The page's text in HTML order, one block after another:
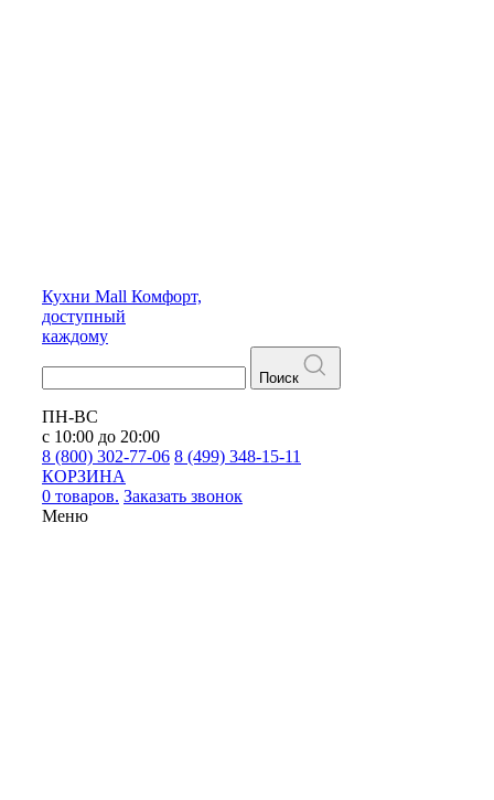
Кухни Mall Комфорт,
доступный
каждому
Поиск
ПН-ВС
с 10:00 до 20:00
8 (800) 302-77-06 8 (499) 348-15-11
КОРЗИНА
0 товаров. Заказать звонок
Меню